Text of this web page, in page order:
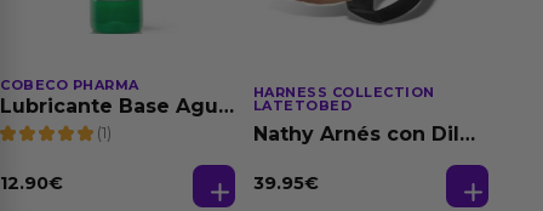
COBECO PHARMA
Lubricante Base Agua
100% Natural 125 ml
(1)
12.90€
HARNESS COLLECTION
LATETOBED
Nathy Arnés con Dildo
39.95€